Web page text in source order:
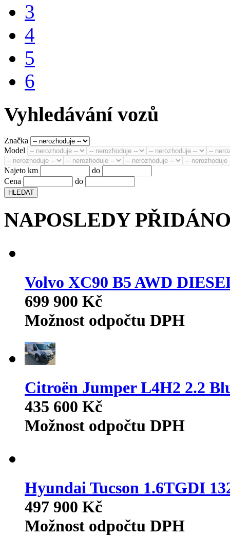
3
4
5
6
Vyhledávání vozů
Značka
Model
Najeto km
do
Cena
do
NAPOSLEDY
Volvo XC90 B5 AWD
699 900 Kč
Možnost odpočtu DPH
Citroën Jumper L4H2 2.2
435 600 Kč
Možnost odpočtu DPH
Hyundai Tucson 1.6TGDI
497 900 Kč
Možnost odpočtu DPH